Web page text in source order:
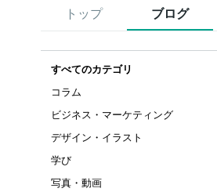
トップ ブログ
すべてのカテゴリ
コラム
ビジネス・マーケティング
デザイン・イラスト
学び
写真・動画